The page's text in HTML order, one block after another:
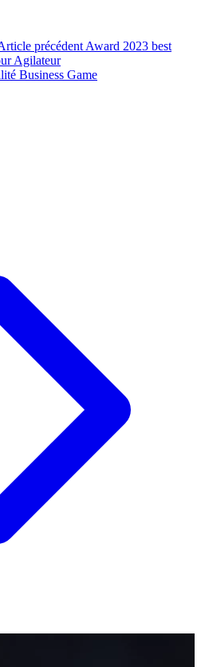
précédentAward 2023 best
Agilateur
Business Game